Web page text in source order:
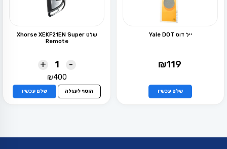
האפשרויות
בעמוד
המוצר
ייל דוט Yale DOT
₪119
שלם עכשיו
למוצר
זה
יש
את
שלט Xhorse XEKF21EN Super
Remote
-
+
₪400
הוסף לעגלה שלם עכשיו